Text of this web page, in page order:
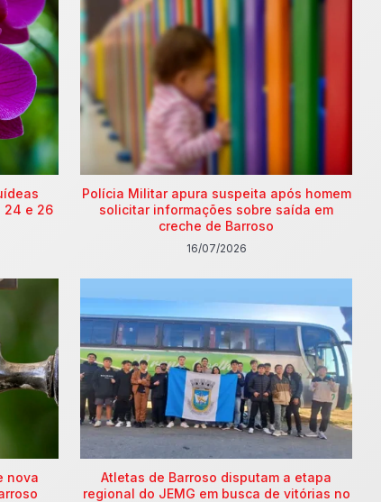
24 e 26
Polícia Militar apura suspeita após homem
solicitar informações sobre saída em
creche de Barroso
16/07/2026
nova
Atletas de Barroso disputam a etapa
regional do JEMG em busca de vitórias no